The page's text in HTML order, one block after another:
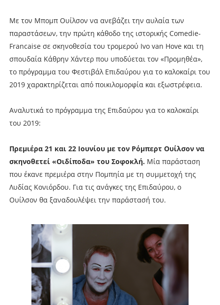
Με τον Μπομπ Ουίλσον να ανεβάζει την αυλαία των
παραστάσεων, την πρώτη κάθοδο της ιστορικής Comedie-
Francaise σε σκηνοθεσία του τρομερού Ivo van Hove και τη
σπουδαία Κάθρην Χάντερ που υποδύεται τον «Προμηθέα»,
το πρόγραμμα του Φεστιβάλ Επιδαύρου για το καλοκαίρι του
2019 χαρακτηρίζεται από ποικιλομορφία και εξωστρέφεια.
Αναλυτικά το πρόγραμμα της Επιδαύρου για το καλοκαίρι
του 2019:
Πρεμιέρα 21 και 22 Ιουνίου με τον Ρόμπερτ Ουίλσον να
σκηνοθετεί «Οιδίποδα» του Σοφοκλή. Μία παράσταση
που έκανε πρεμιέρα στην Πομπηία με τη συμμετοχή της
Λυδίας Κονιόρδου. Για τις ανάγκες της Επιδαύρου, ο
Ουίλσον θα ξαναδουλέψει την παράστασή του.